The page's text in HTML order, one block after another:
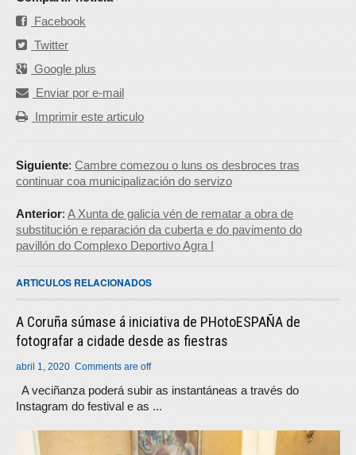
Facebook
Twitter
Google plus
Enviar por e-mail
Imprimir este articulo
Siguiente: Cambre comezou o luns os desbroces tras
continuar coa municipalización do servizo
Anterior: A Xunta de galicia vén de rematar a obra de
substitución e reparación da cuberta e do pavimento do
pavillón do Complexo Deportivo Agra I
ARTICULOS RELACIONADOS
A Coruña súmase á iniciativa de PHotoESPAÑA de
fotografar a cidade desde as fiestras
abril 1, 2020 Comments are off
A veciñanza poderá subir as instantáneas a través do
Instagram do festival e as ...